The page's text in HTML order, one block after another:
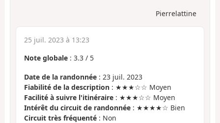
Pierrelattine
25 juil. 2023 à 13:23
Note globale : 3.3 / 5
Date de la randonnée : 23 juil. 2023
Fiabilité de la description : ★★★☆☆ Moyen
Facilité à suivre l'itinéraire : ★★★☆☆ Moyen
Intérêt du circuit de randonnée : ★★★★☆ Bien
Circuit très fréquenté : Non